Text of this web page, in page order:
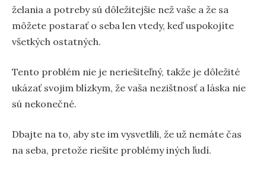
želania a potreby sú dôležitejšie než vaše a že sa
môžete postarať o seba len vtedy, keď uspokojíte
všetkých ostatných.
Tento problém nie je neriešiteľný, takže je dôležité
ukázať svojim blízkym, že vaša nezištnosť a láska nie
sú nekonečné.
Dbajte na to, aby ste im vysvetlili, že už nemáte čas
na seba, pretože riešite problémy iných ľudí.